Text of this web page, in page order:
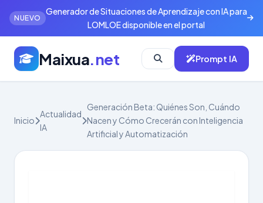
NUEVO
Generador de Situaciones de Aprendizaje con IA para
LOMLOE disponible en el portal
Maixua.net Prompt IA
Inicio
Actualidad
IA
Generación Beta: Quiénes Son, Cuándo
Nacen y Cómo Crecerán con Inteligencia
Artificial y Automatización